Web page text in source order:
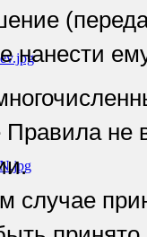
нанести
не
случае